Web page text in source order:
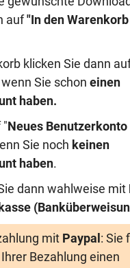
auf "In den
klicken Sie dann
wenn Sie schon einen
haben.
"Neues Benutzerkonto
Sie noch keinen
haben.
dann wahlweise mit
mit Paypal : Sie
Bezahlung einen